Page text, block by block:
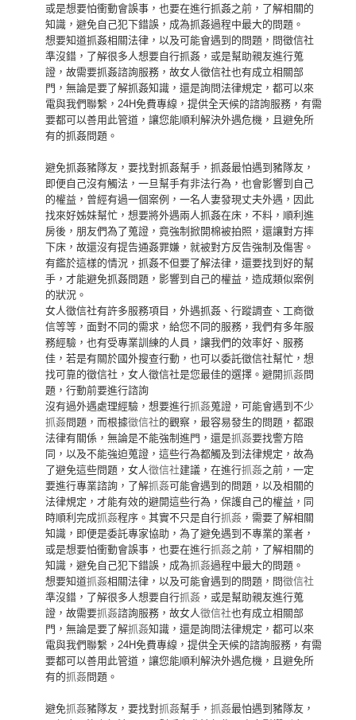
或是想要怕衝動會誤事，也要在進行抓姦之前，了解相關的
知識，避免自己犯下錯誤，成為抓姦過程中最大的問題。
想要知道抓姦相關法律，以及可能會遇到的問題，問徵信社
準沒錯，了解很多人想要自行抓姦，或是幫助親友進行蒐
證，故需要抓姦諮詢服務，故女人徵信社也有成立相關部
門，無論是要了解抓姦知識，還是詢問法律規定，都可以來
電與我們聯繫，24H免費專線，提供全天候的諮詢服務，有需
要都可以善用此管道，讓您能順利解決外遇危機，且避免所
有的抓姦問題。
避免抓姦豬隊友，要找對抓姦幫手，抓姦最怕遇到豬隊友，
即便自己沒有觸法，一旦幫手有非法行為，也會影響到自己
的權益，曾經有過一個案例，一名人妻發現丈夫外遇，因此
找來好姊妹幫忙，想要將外遇兩人抓姦在床，不料，順利進
房後，朋友們為了蒐證，竟強制掀開棉被拍照，還讓對方摔
下床，故還沒有提告通姦罪嫌，就被對方反告強制及傷害。
有鑑於這樣的情況，抓姦不但要了解法律，還要找到好的幫
手，才能避免抓姦問題，影響到自己的權益，造成類似案例
的狀況。
女人徵信社有許多服務項目，外遇抓姦、行蹤調查、工商徵
信等等，面對不同的需求，給您不同的服務，我們有多年服
務經驗，也有受專業訓練的人員，讓我們的效率好、服務
佳，若是有關於國外搜查行動，也可以委託徵信社幫忙，想
找可靠的徵信社，女人徵信社是您最佳的選擇。避開抓姦問
題，行動前要進行諮詢
沒有過外遇處理經驗，想要進行抓姦蒐證，可能會遇到不少
抓姦問題，而根據徵信社的觀察，最容易發生的問題，都跟
法律有關係，無論是不能強制進門，還是抓姦要找警方陪
同，以及不能強迫蒐證，這些行為都觸及到法律規定，故為
了避免這些問題，女人徵信社建議，在進行抓姦之前，一定
要進行專業諮詢，了解抓姦可能會遇到的問題，以及相關的
法律規定，才能有效的避開這些行為，保護自己的權益，同
時順利完成抓姦程序。其實不只是自行抓姦 ，需要了解相關
知識，即便是委託專家協助，為了避免遇到不專業的業者，
或是想要怕衝動會誤事，也要在進行抓姦之前，了解相關的
知識，避免自己犯下錯誤，成為抓姦過程中最大的問題。
想要知道抓姦相關法律，以及可能會遇到的問題，問徵信社
準沒錯，了解很多人想要自行抓姦 ，或是幫助親友進行蒐
證，故需要抓姦諮詢服務，故女人徵信社也有成立相關部
門，無論是要了解抓姦知識，還是詢問法律規定，都可以來
電與我們聯繫，24H免費專線，提供全天候的諮詢服務，有需
要都可以善用此管道，讓您能順利解決外遇危機，且避免所
有的抓姦問題。
避免抓姦豬隊友，要找對抓姦幫手，抓姦最怕遇到豬隊友，